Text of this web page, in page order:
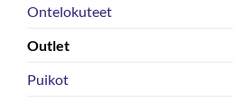
Ontelokuteet
Outlet
Puikot